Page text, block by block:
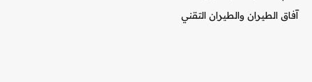
آفاق الطيران والطيران التقني